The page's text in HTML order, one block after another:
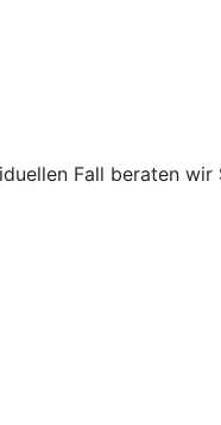
Fall beraten wir